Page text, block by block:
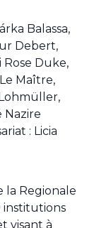
Balassa,
Debert,
Rose Duke,
Maître,
Nazire
: Licia
la Regionale
institutions
visant à